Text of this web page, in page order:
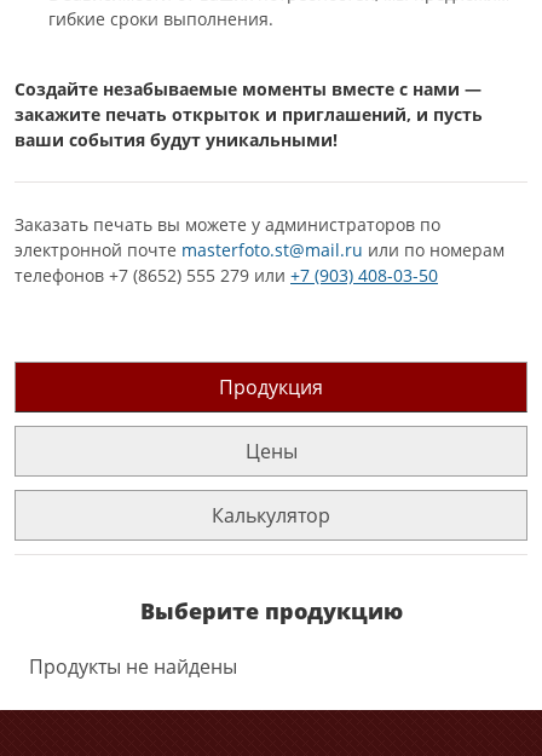
гибкие сроки выполнения.
Создайте незабываемые моменты вместе с нами —
закажите печать открыток и приглашений, и пусть
ваши события будут уникальными!
Заказать печать вы можете у администраторов по
электронной почте masterfoto.st@mail.ru или по номерам
телефонов +7 (8652) 555 279 или +7 (903) 408-03-50
Продукция
Цены
Калькулятор
Выберите продукцию
Продукты не найдены